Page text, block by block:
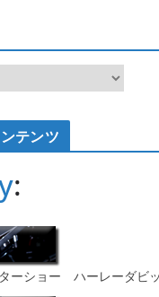
テンツ
:
ーショー ハーレーダビ